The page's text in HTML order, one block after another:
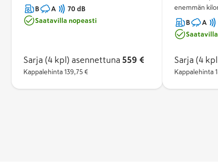
ansiosta. Luota UltraShield runkomme
huomattavaan kestävyyteen. Koe
vakuuttava märkäsuorituskyky ja alhainen
B A
70 dB
Saatavilla nopeasti
Sarja (4 kpl) asennettuna 559 €
Kappalehinta 139,75 €
enemmän
teillä. Sen
varmistavaa
joka auttaa
B
A
Sarja (4
Kappalehinta